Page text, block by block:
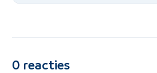
0 reacties